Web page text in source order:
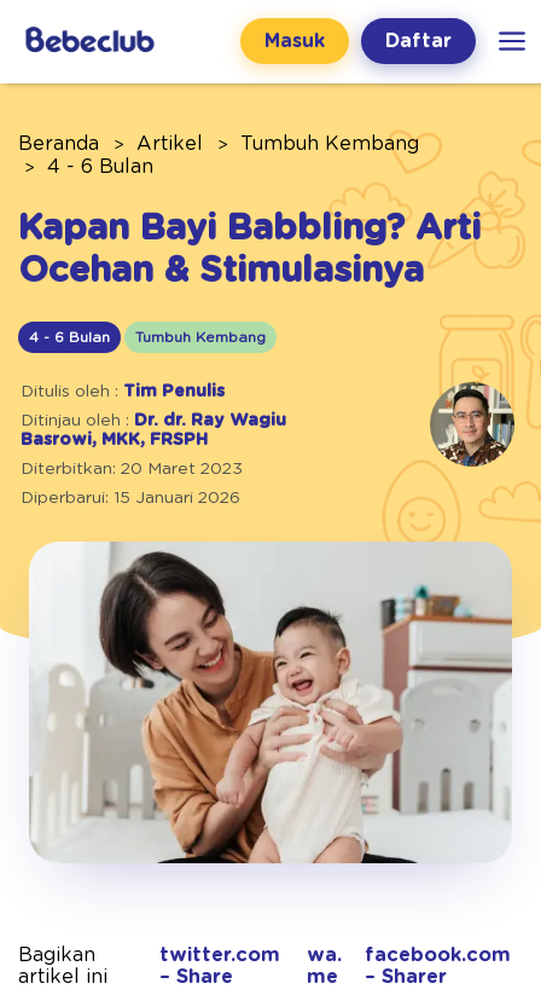
Masuk Daftar
Beranda Artikel
Tumbuh Kembang
4 - 6 Bulan
Kapan Bayi Babbling? Arti
Ocehan & Stimulasinya
4 - 6 Bulan Tumbuh Kembang
Ditulis oleh : Tim Penulis
Ditinjau oleh : Dr. dr. Ray Wagiu
Basrowi, MKK, FRSPH
Diterbitkan: 20 Maret 2023
Diperbarui: 15 Januari 2026
Bagikan
artikel ini
twitter.com
– Share
wa.
me
facebook.com
– Sharer